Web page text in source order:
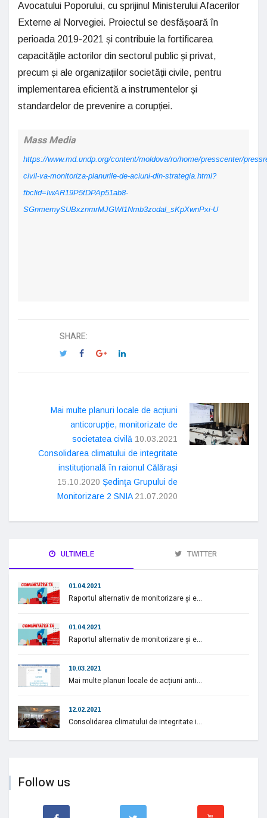
Avocatului Poporului, cu sprijinul Ministerului Afacerilor
Externe al Norvegiei. Proiectul se desfășoară în
perioada 2019-2021 și contribuie la fortificarea
capacitățile actorilor din sectorul public și privat,
precum și ale organizațiilor societății civile, pentru
implementarea eficientă a instrumentelor și
standardelor de prevenire a corupției.
Mass Media
https://www.md.undp.org/content/moldova/ro/home/presscenter/
civil-va-monitoriza-planurile-de-aciuni-din-strategia.html?
fbclid=IwAR19P5tDPAp51ab8-
SGnmemySUBxznmrMJGWl1Nmb3zodal_sKpXwnPxi-U
SHARE:
Mai multe planuri locale de acțiuni
anticorupție, monitorizate de
societatea civilă 10.03.2021
Consolidarea climatului de integritate
instituțională în raionul Călărași
15.10.2020 Ședinţa Grupului de
Monitorizare 2 SNIA 21.07.2020
ULTIMELE TWITTER
01.04.2021
Raportul alternativ de monitorizare și e...
01.04.2021
Raportul alternativ de monitorizare și e...
10.03.2021
Mai multe planuri locale de acțiuni anti...
12.02.2021
Consolidarea climatului de integritate i...
Follow us